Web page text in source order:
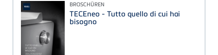
BROSCHÜREN
TECEneo - Tutto quello di cui hai
bisogno